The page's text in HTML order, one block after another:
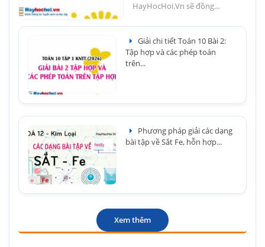
HayHocHoi.Vn sẽ đồng...
Giải chi tiết Toán 10 Bài 2:
Tập hợp và các phép toán
trên...
Phương pháp giải các dạng
bài tập về Sắt Fe, hỗn hợp...
Xem thêm